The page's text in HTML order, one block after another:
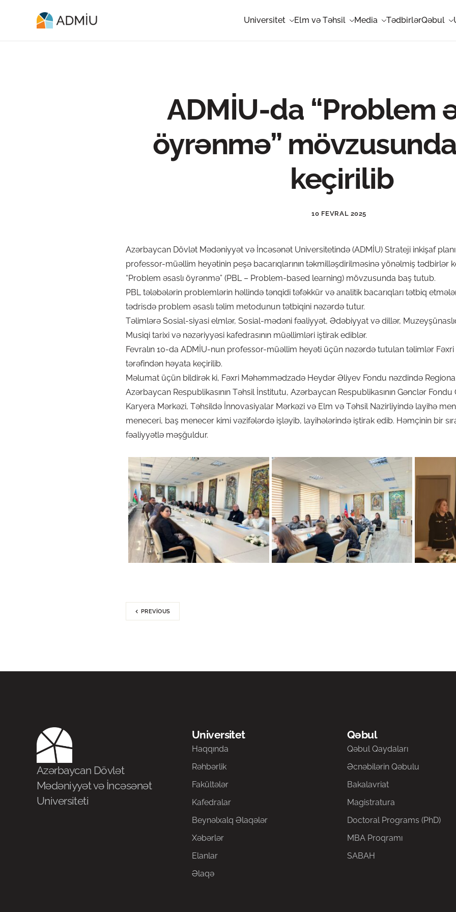
Universitet Elm və Təhsil Media TədbirlərQəbul
ADMİU-da “Problem
öyrənmə”
keçirilib
10 FEVRAL 2025
Azərbaycan Dövlət Mədəniyyət və İncəsənət Universitetində (ADMİU) Strateji inkişaf
professor-müəllim heyətinin peşə bacarıqlarının təkmilləşdirilməsinə yönəlmiş tədbirlər
“Problem əsaslı öyrənmə” (PBL – Problem-based learning) mövzusunda baş tutub.
PBL tələbələrin problemlərin həllində tənqidi təfəkkür və analitik bacarıqları tətbiq
tədrisdə problem əsaslı təlim metodunun tətbiqini nəzərdə tutur.
Təlimlərə Sosial-siyasi elmlər, Sosial-mədəni fəaliyyət, Ədəbiyyat və dillər,
Musiqi tarixi və nəzəriyyəsi kafedrasının müəllimləri iştirak ediblər.
Fevralın 10-da ADMİU-nun professor-müəllim heyəti üçün nəzərdə tutulan təlimlər
tərəfindən həyata keçirilib.
Məlumat üçün bildirək ki, Fəxri Məhəmmədzadə Heydər Əliyev Fondu nəzdində
Azərbaycan Respublikasının Təhsil İnstitutu, Azərbaycan Respublikasının Gənclər Fondu
Karyera Mərkəzi, Təhsildə İnnovasiyalar Mərkəzi və Elm və Təhsil Nazirliyində layihə
meneceri, baş menecer kimi vəzifələrdə işləyib, layihələrində iştirak edib. Həmçinin bir
fəaliyyətlə məşğuldur.
PREVIOUS
Azərbaycan Dövlət
Mədəniyyət və İncəsənət
Universiteti
Universitet
Haqqında
Rəhbərlik
Fakültələr
Kafedralar
Beynəlxalq Əlaqələr
Xəbərlər
Elanlar
Əlaqə
Qəbul
Qəbul Qaydaları
Əcnəbilərin Qəbulu
Bakalavriat
Magistratura
Doctoral Programs (PhD)
MBA Proqramı
SABAH